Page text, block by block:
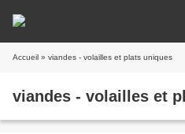
Accueil » viandes - volailles et plats uniques
viandes - volailles et